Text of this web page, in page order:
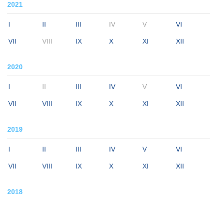
2021
I II III IV V VI
VII VIII IX X XI XII
2020
I II III IV V VI
VII VIII IX X XI XII
2019
I II III IV V VI
VII VIII IX X XI XII
2018